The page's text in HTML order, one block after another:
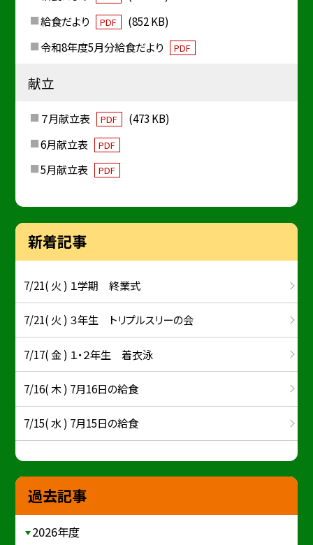
給食だより
PDF
(852 KB)
令和8年度5月分給食だより
PDF
献立
７月献立表 PDF
(473 KB)
6月献立表
PDF
5月献立表 PDF
新着記事
7/21( 火 ) １学期 終業式
7/21( 火 ) ３年生 トリプルスリーの会
7/17( 金 ) １・２年生 着衣泳
7/16( 木 ) 7月16日の給食
7/15( 水 ) 7月15日の給食
過去記事
2026年度